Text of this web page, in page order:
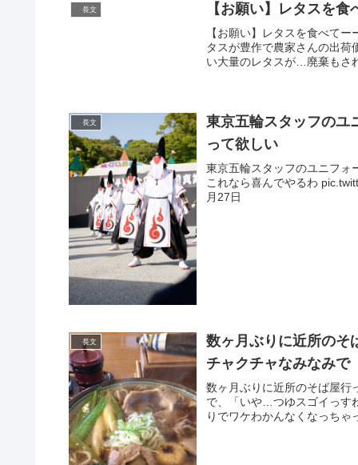
長文 【お願い】レタスを
【お願い】レタスを食べて
タスが豊作で農家さんの出
い大量のレタスが…廃棄もさ
長文
東京五輪スタッフのユ
って欲しい
東京五輪スタッフのユニフォ
これなら喜んでやるわ
月27日
長文
数ヶ月ぶりに近所のそ
チャクチャなみなみで
数ヶ月ぶりに近所のそば屋行
で、「いや…つゆスゴイっす
りでワケわかんなくなっち